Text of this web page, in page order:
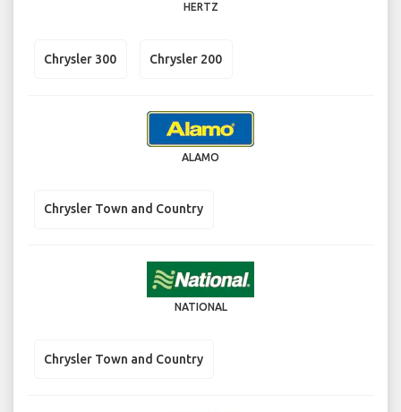
HERTZ
Chrysler 300 Chrysler 200
ALAMO
Chrysler Town and Country
NATIONAL
Chrysler Town and Country